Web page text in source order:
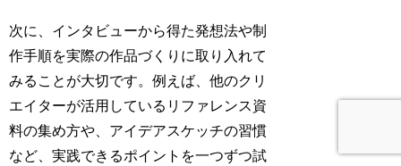
次に、インタビューから得た発想法や制
作手順を実際の作品づくりに取り入れて
みることが大切です。例えば、他のクリ
エイターが活用しているリファレンス資
料の集め方や、アイデアスケッチの習慣
など、実践できるポイントを一つずつ試